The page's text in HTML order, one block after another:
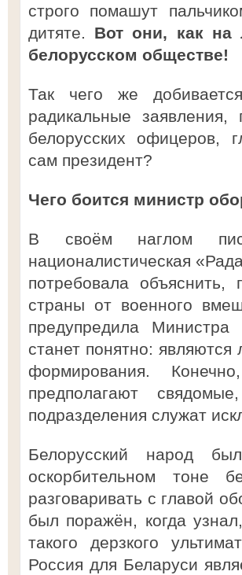
строго помашут
дитяте. Вот они, как на
белорусском обществе!
Так чего же
радикальные
белорусских офицеров,
сам президент?
Чего боится министр
В своём наглом
националистическая
потребовала
страны от военного
предупредила
станет понятно:
формирования.
предполагают
подразделения служат
Белорусский народ
оскорбительном тоне
разговаривать с главой
был поражён, когда
такого дерзкого
Россия для Беларуси